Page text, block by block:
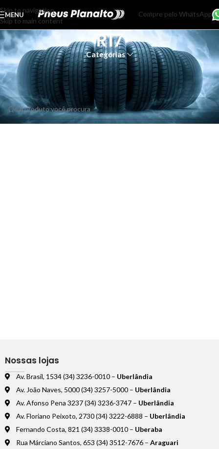
Skip to navigation
Skip to main content
MENU Compre pelo WhatsApp
R17
Categorias
Início Produtos marcados com a tag “R17”
Nenhum produto foi encontrado para a sua seleção.
Nossas lojas
Av. Brasil, 1534 (34) 3236-0010 – Uberlândia
Av. João Naves, 5000 (34) 3257-5000 – Uberlândia
Av. Afonso Pena 3237 (34) 3236-3747 – Uberlândia
Av. Floriano Peixoto, 2730 (34) 3222-6888 – Uberlândia
Fernando Costa, 821 (34) 3338-0010 – Uberaba
Rua Márciano Santos, 653 (34) 3512-7676 – Araguari